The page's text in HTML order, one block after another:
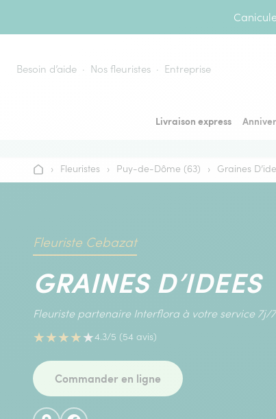
Besoin d’aide Nos fleuristes Entreprise
Livraison express
Accueil
› Fleuristes › Puy-de-Dôme (63) › Graines
Fleuriste Cebazat
GRAINES D’IDEES
Fleuriste partenaire Interflora à votre service 7j/7
★★★★★4.3/5 (54 avis)
Commander en ligne